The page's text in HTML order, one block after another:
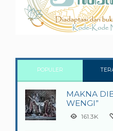
POPULER
MAKNA
WENGI”
161.3K